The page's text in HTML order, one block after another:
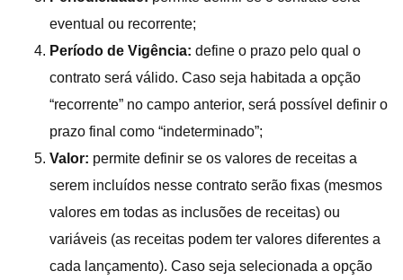
eventual ou recorrente;
Período de Vigência: define o prazo pelo qual o
contrato será válido. Caso seja habitada a opção
“recorrente” no campo anterior, será possível definir o
prazo final como “indeterminado”;
Valor: permite definir se os valores de receitas a
serem incluídos nesse contrato serão fixas (mesmos
valores em todas as inclusões de receitas) ou
variáveis (as receitas podem ter valores diferentes a
cada lançamento). Caso seja selecionada a opção